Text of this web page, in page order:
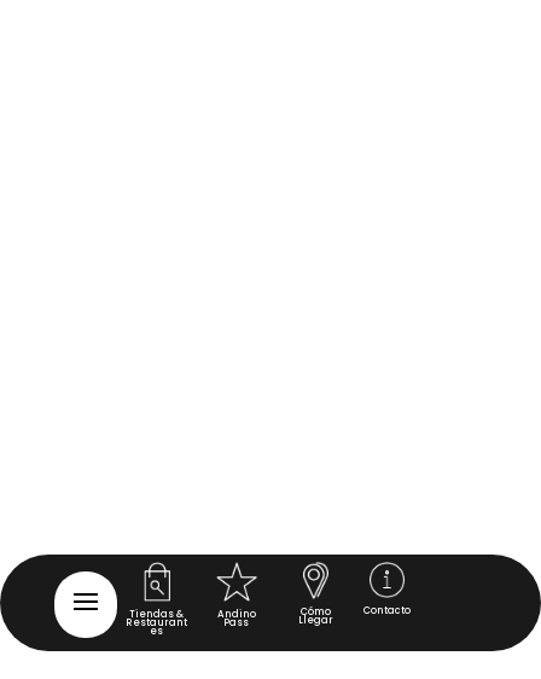
Tiendas &
Restaurant
es
Andino
Pass
Cómo
Llegar
Contacto